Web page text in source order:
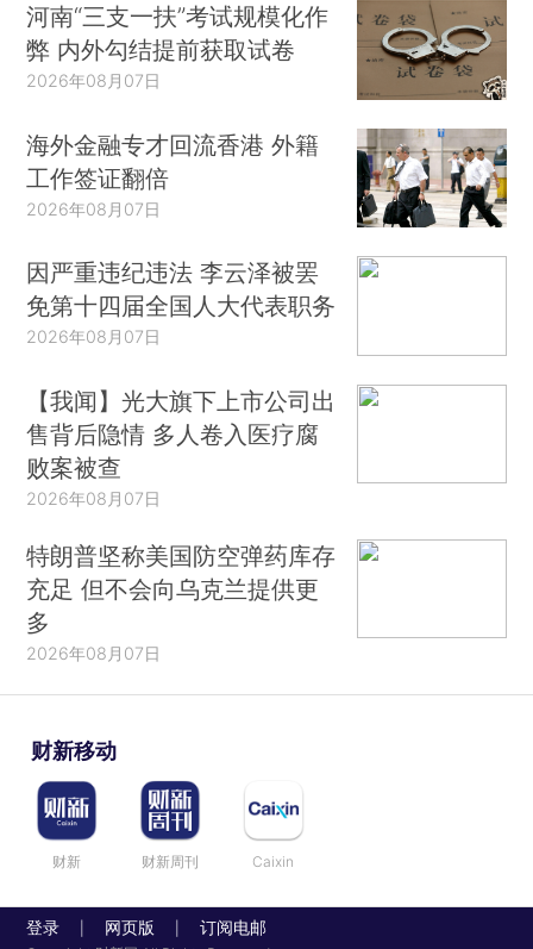
河南“三支一扶”考试规模化作
弊 内外勾结提前获取试卷
2026年08月07日
海外金融专才回流香港 外籍
工作签证翻倍
2026年08月07日
因严重违纪违法 李云泽被罢
免第十四届全国人大代表职务
2026年08月07日
【我闻】光大旗下上市公司出
售背后隐情 多人卷入医疗腐
败案被查
2026年08月07日
特朗普坚称美国防空弹药库存
充足 但不会向乌克兰提供更
多
2026年08月07日
财新移动
财新 财新周刊 Caixin
登录 网页版 订阅电邮